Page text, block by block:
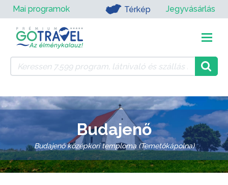
Mai programok Térkép Jegyvásárlás
Budajenő
Budajenő középkori temploma (Temetőkápolna)